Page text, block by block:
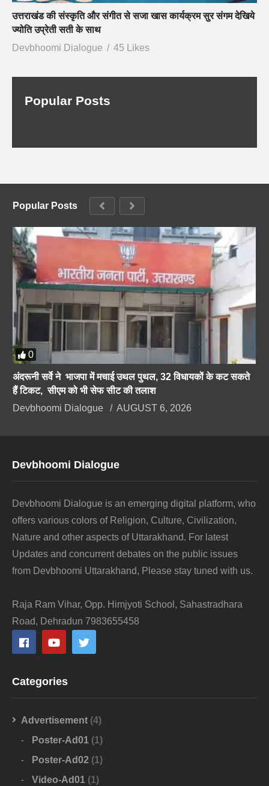
उत्तराखंड की संस्कृति और संगीत से सजा खास कार्यक्रम सुर संगम देखिये
ज्योति उप्रेती सती के साथ
Devbhoomi Dialogue
45 Likes
Popular Posts
Popular Posts
0
अंदरूनी सर्वे ने भाजपा में मचाई उथल पुथल, 32 विधायकों के कट सकते
हैं टिकट, सीएम को भी सेफ सीट की तलाश
Devbhoomi Dialogue
AUGUST 6, 2026
Devbhoomi Dialogue
Devbhoomi Dialogue is an emerging digital platform, who
offers various colors of Religion, Culture, Civilization,
Nature and other aspects of Uttarakhand. For latest
Updates and concurrent debates on the public issues
from Devbhoomi Uttarakhand, Please stay tuned with us.
Raja Ram Vihar, Opp. Himjyoti School, Sahastradhara
Road, Dehradun 7983655458
Categories
Advertisement (4)
Poster-Ad01 (1)
Poster-Ad02 (1)
Video-Ad01 (1)